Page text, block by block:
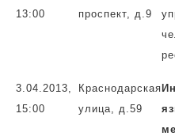
13:00
проспект, д.9
3.04.2013,
15:00
Краснодарская
улица, д.59